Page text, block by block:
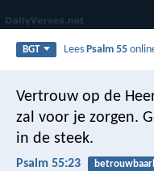
BGT LeesPsalm 55
Vertrouw op de
zal voor je zorgen.
in de steek.
Psalm 55:23